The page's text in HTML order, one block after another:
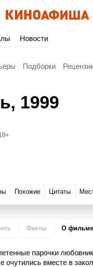
Новости
Подборки
, 1999
Похожие Цитаты
Факты О фильме
парочки
очутились вместе в